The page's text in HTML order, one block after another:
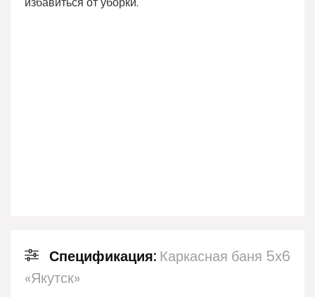
Спецификация: Каркасная баня 5х6
«Якутск»